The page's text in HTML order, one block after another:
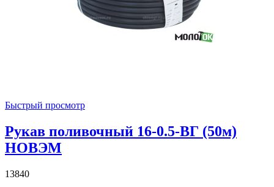
Быстрый просмотр
Рукав поливочный 16-0.5-ВГ (50м)
НОВЭМ
13840